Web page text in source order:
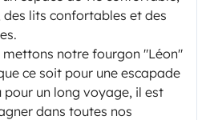
des lits confortables et des
mettons notre fourgon "Léon"
ce soit pour une escapade
pour un long voyage, il est
dans toutes nos